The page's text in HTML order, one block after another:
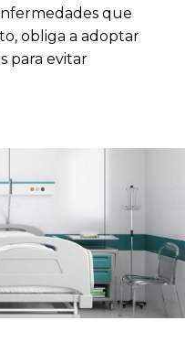
que
obliga a adoptar
para evitar